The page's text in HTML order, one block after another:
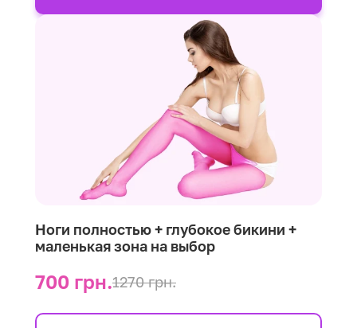
Ноги полностью + глубокое бикини +
маленькая зона на выбор
700 грн.1270 грн.